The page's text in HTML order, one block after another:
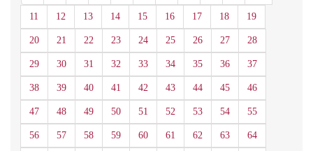
11 12 13 14 15 16 17 18 19
20 21 22 23 24 25 26 27 28
29 30 31 32 33 34 35 36 37
38 39 40 41 42 43 44 45 46
47 48 49 50 51 52 53 54 55
56 57 58 59 60 61 62 63 64